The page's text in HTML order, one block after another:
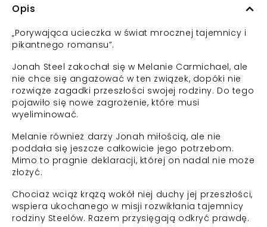
Opis
„Porywająca ucieczka w świat mrocznej tajemnicy i
pikantnego romansu”.
Jonah Steel zakochał się w Melanie Carmichael, ale
nie chce się angażować w ten związek, dopóki nie
rozwiąże zagadki przeszłości swojej rodziny. Do tego
pojawiło się nowe zagrożenie, które musi
wyeliminować.
Melanie również darzy Jonah miłością, ale nie
poddała się jeszcze całkowicie jego potrzebom.
Mimo to pragnie deklaracji, której on nadal nie może
złożyć.
Chociaż wciąż krążą wokół niej duchy jej przeszłości,
wspiera ukochanego w misji rozwikłania tajemnicy
rodziny Steelów. Razem przysięgają odkryć prawdę.